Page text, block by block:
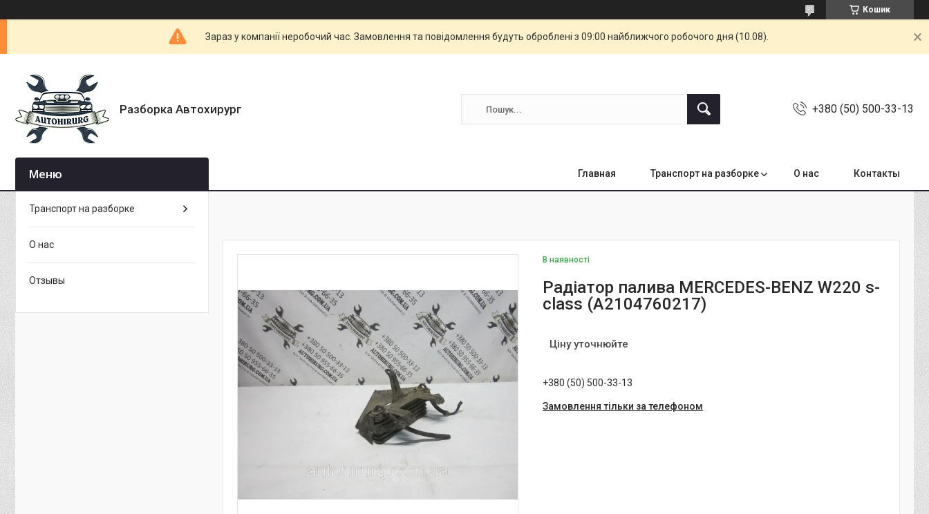
Кошик
Зараз у компанії неробочий час. Замовлення та повідомлення будуть оброблені з 09:00 найближчого робочого дня (10.08).
Разборка Автохирург +380 (50) 500-33-13
Главная Транспорт на разборке О нас Контакты
В наявності
Радіатор палива MERCEDES-BENZ W220 s-
class (A2104760217)
Ціну уточнюйте
+380 (50) 500-33-13
Замовлення тільки за телефоном
Транспорт на разборке
О нас
Отзывы